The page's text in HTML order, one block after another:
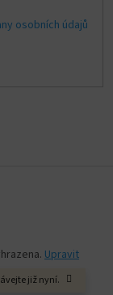
již nyní.
osobních údajů
Upravit